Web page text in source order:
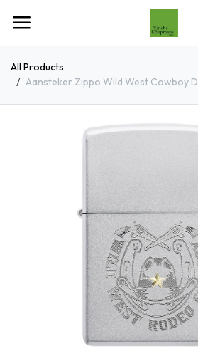
All Products
Aansteker Zippo Wild West Cowboy